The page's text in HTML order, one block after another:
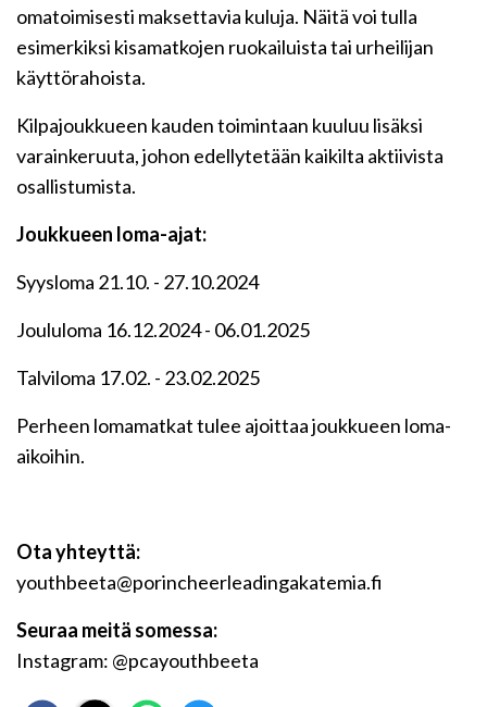
omatoimisesti maksettavia kuluja. Näitä voi tulla
esimerkiksi kisamatkojen ruokailuista tai urheilijan
käyttörahoista.
Kilpajoukkueen kauden toimintaan kuuluu lisäksi
varainkeruuta, johon edellytetään kaikilta aktiivista
osallistumista.
Joukkueen loma-ajat:
Syysloma 21.10. - 27.10.2024
Joululoma 16.12.2024 - 06.01.2025
Talviloma 17.02. - 23.02.2025
Perheen lomamatkat tulee ajoittaa joukkueen loma-
aikoihin.
Ota yhteyttä:
youthbeeta@porincheerleadingakatemia.fi
Seuraa meitä somessa:
Instagram: @pcayouthbeeta